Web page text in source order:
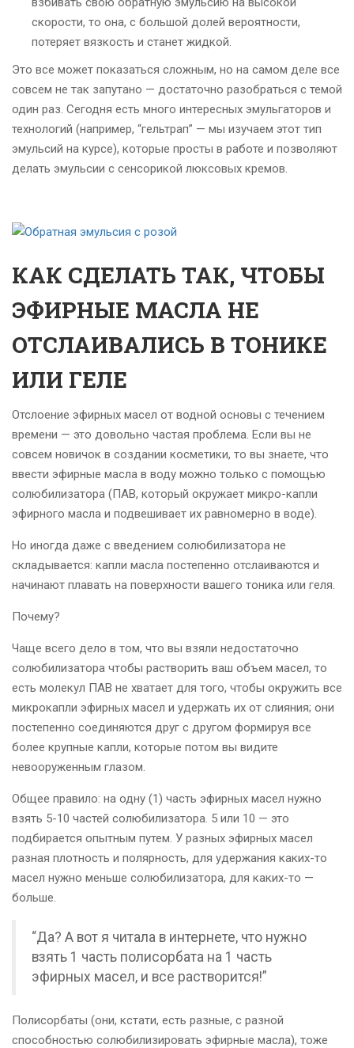
скорости, то она, с большой долей вероятности,
потеряет вязкость и станет жидкой.
Это все может показаться сложным, но на самом деле все
совсем не так запутано — достаточно разобраться с темой
один раз. Сегодня есть много интересных эмульгаторов и
технологий (например, “гельтрап” — мы изучаем этот тип
эмульсий на курсе), которые просты в работе и позволяют
делать эмульсии с сенсорикой люксовых кремов.
КАК СДЕЛАТЬ ТАК, ЧТОБЫ
ЭФИРНЫЕ МАСЛА НЕ
ОТСЛАИВАЛИСЬ В ТОНИКЕ
ИЛИ ГЕЛЕ
Отслоение эфирных масел от водной основы с течением
времени — это довольно частая проблема. Если вы не
совсем новичок в создании косметики, то вы знаете, что
ввести эфирные масла в воду можно только с помощью
солюбилизатора (ПАВ, который окружает микро-капли
эфирного масла и подвешивает их равномерно в воде).
Но иногда даже с введением солюбилизатора не
складывается: капли масла постепенно отслаиваются и
начинают плавать на поверхности вашего тоника или геля.
Почему?
Чаще всего дело в том, что вы взяли недостаточно
солюбилизатора чтобы растворить ваш объем масел, то
есть молекул ПАВ не хватает для того, чтобы окружить все
микрокапли эфирных масел и удержать их от слияния; они
постепенно соединяются друг с другом формируя все
более крупные капли, которые потом вы видите
невооруженным глазом.
Общее правило: на одну (1) часть эфирных масел нужно
взять 5-10 частей солюбилизатора. 5 или 10 — это
подбирается опытным путем. У разных эфирных масел
разная плотность и полярность, для удержания каких-то
масел нужно меньше солюбилизатора, для каких-то —
больше.
“Да? А вот я читала в интернете, что нужно
взять 1 часть полисорбата на 1 часть
эфирных масел, и все растворится!”
Полисорбаты (они, кстати, есть разные, с разной
способностью солюбилизировать эфирные масла), тоже